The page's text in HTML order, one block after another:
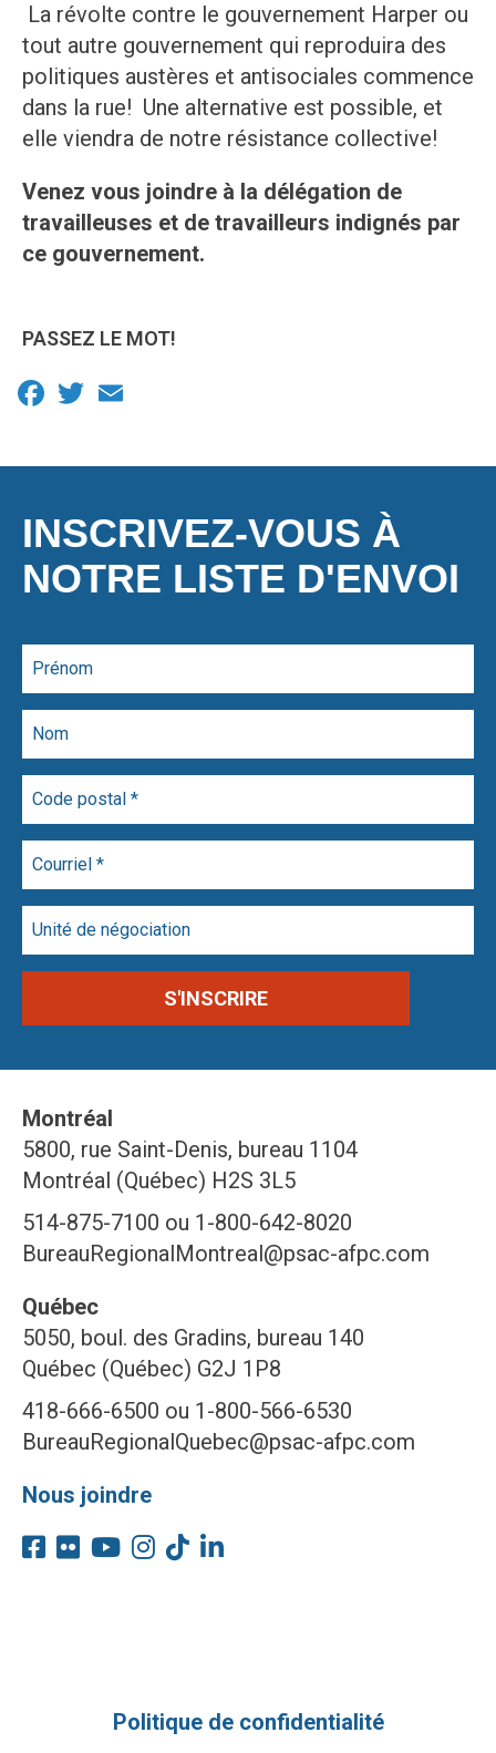
La révolte contre le gouvernement Harper ou
tout autre gouvernement qui reproduira des
politiques austères et antisociales commence
dans la rue! Une alternative est possible, et
elle viendra de notre résistance collective!
Venez vous joindre à la délégation de
travailleuses et de travailleurs indignés par
ce gouvernement.
PASSEZ LE MOT!
Facebook
Twitter
INSCRIVEZ-VOUS À
NOTRE LISTE D'ENVOI
Montréal
5800, rue Saint-Denis, bureau 1104
Montréal (Québec) H2S 3L5
514-875-7100 ou 1-800-642-8020
BureauRegionalMontreal@psac-afpc.com
Québec
5050, boul. des Gradins, bureau 140
Québec (Québec) G2J 1P8
418-666-6500 ou 1-800-566-6530
BureauRegionalQuebec@psac-afpc.com
Nous joindre
Politique de confidentialité